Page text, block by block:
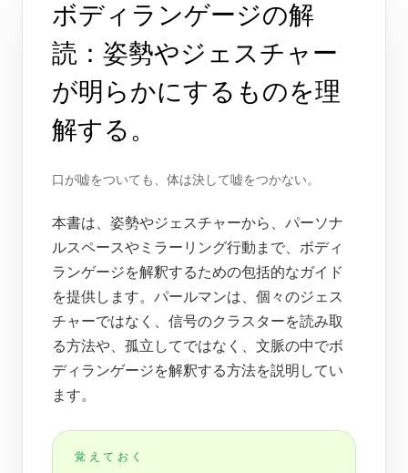
ボディランゲージの解
読：姿勢やジェスチャー
が明らかにするものを理
解する。
口が嘘をついても、体は決して嘘をつかない。
本書は、姿勢やジェスチャーから、パーソナ
ルスペースやミラーリング行動まで、ボディ
ランゲージを解釈するための包括的なガイド
を提供します。パールマンは、個々のジェス
チャーではなく、信号のクラスターを読み取
る方法や、孤立してではなく、文脈の中でボ
ディランゲージを解釈する方法を説明してい
ます。
覚えておく